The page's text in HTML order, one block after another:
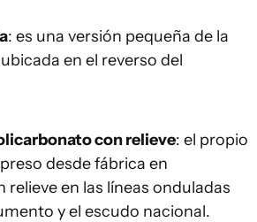
: es una versión pequeña de la
en el reverso del
con relieve: el propio
desde fábrica en
en las líneas onduladas
y el escudo nacional.